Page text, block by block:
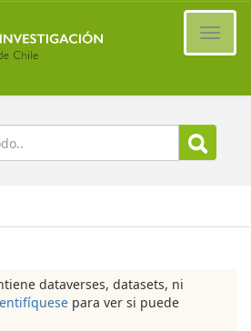
dataverses, datasets, ni
para ver si puede